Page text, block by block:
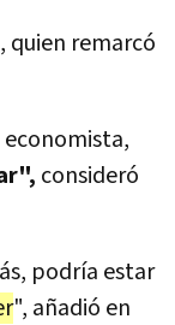
quien remarcó
economista,
consideró
podría estar
", añadió en